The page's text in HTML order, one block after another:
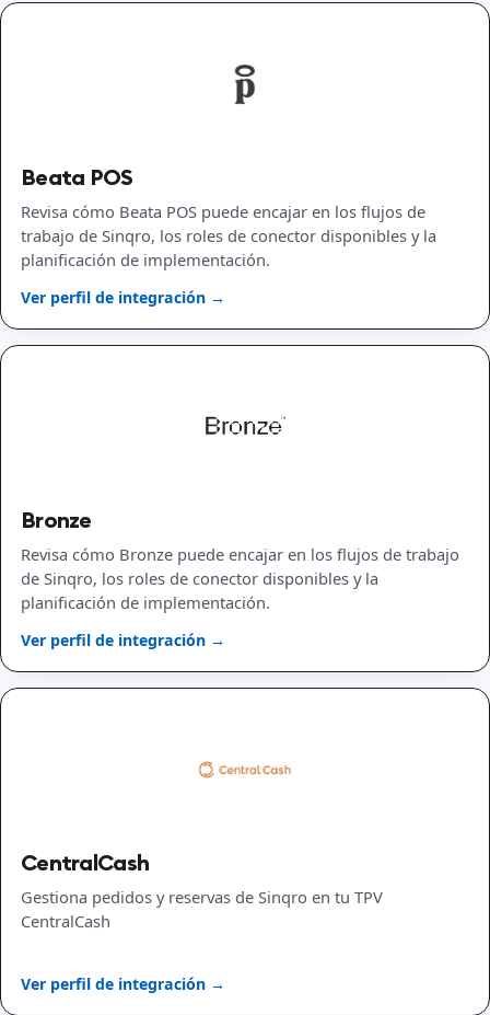
Beata POS
Revisa cómo Beata POS puede encajar en los flujos de
trabajo de Sinqro, los roles de conector disponibles y la
planificación de implementación.
Ver perfil de integración →
Bronze
Revisa cómo Bronze puede encajar en los flujos de trabajo
de Sinqro, los roles de conector disponibles y la
planificación de implementación.
Ver perfil de integración →
CentralCash
Gestiona pedidos y reservas de Sinqro en tu TPV
CentralCash
Ver perfil de integración →